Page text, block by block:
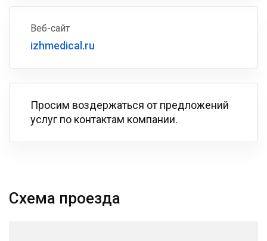
Веб-сайт
izhmedical.ru
Просим воздержаться от предложений
услуг по контактам компании.
Схема проезда